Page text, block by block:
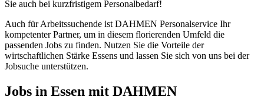
Sie auch bei kurzfristigem Personalbedarf!
Auch für Arbeitssuchende ist DAHMEN Personalservice Ihr
kompetenter Partner, um in diesem florierenden Umfeld die
passenden Jobs zu finden. Nutzen Sie die Vorteile der
wirtschaftlichen Stärke Essens und lassen Sie sich von uns bei der
Jobsuche unterstützen.
Jobs in Essen mit DAHMEN